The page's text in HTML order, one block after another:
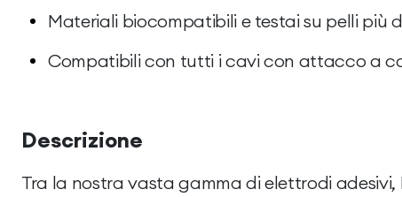
Materiali biocompatibili e testai su pelli più
Compatibili con tutti i cavi con attacco a
Descrizione
Tra la nostra vasta gamma di elettrodi adesivi,